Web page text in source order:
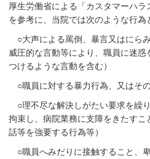
厚生労働省による「カスタマーハラ
を参考に、当院では次のような行為
○大声による罵倒、暴言又はにら
威圧的な言動等により、職員に迷
つけるような言動を含む）
○職員に対する暴力行為、又はそ
○理不尽な解決しがたい要求を繰
拘束し、病院業務に支障をきたす
話等を強要する行為等）
○職員へみだりに接触すること、